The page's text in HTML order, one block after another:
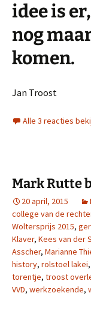
idee is
nog
komen.
Jan Troost
Alle 3 reacties
Mark Rutte
20 april, 2015
college van de
Woltersprijs 2015,
Klaver, Kees van der
Asscher, Marianne
history, rolstoel lakei,
torentje, troost
VVD, werkzoekende,